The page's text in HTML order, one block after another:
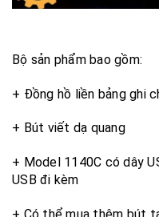
Bộ sản phẩm bao gồm:
+ Đồng hồ liền bảng ghi
+ Bút viết dạ quang
+ Model 1140C có dây
USB đi kèm